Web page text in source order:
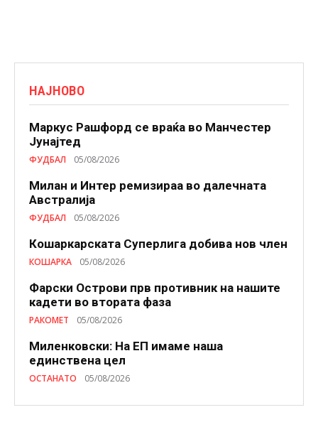
НАЈНОВО
Маркус Рашфорд се враќа во Манчестер
Јунајтед
ФУДБАЛ 05/08/2026
Милан и Интер ремизираа во далечната
Австралија
ФУДБАЛ 05/08/2026
Кошаркарската Суперлига добива нов член
КОШАРКА 05/08/2026
Фарски Острови прв противник на нашите
кадети во втората фаза
РАКОМЕТ 05/08/2026
Миленковски: На ЕП имаме наша
единствена цел
ОСТАНАТО 05/08/2026